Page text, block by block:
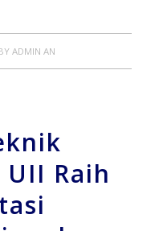
ADMIN AN
Raih